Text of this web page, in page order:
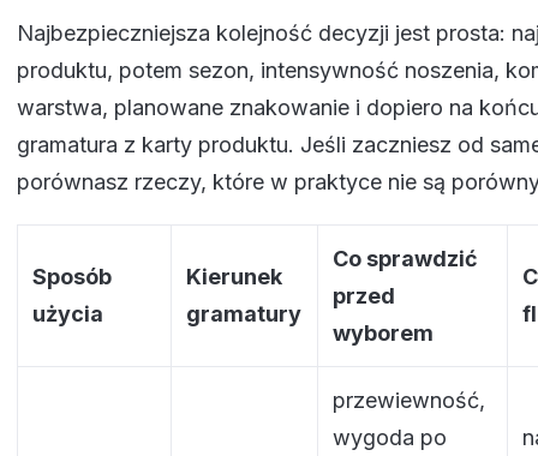
Najbezpieczniejsza kolejność decyzji jest prosta:
produktu, potem sezon, intensywność noszenia,
warstwa, planowane znakowanie i dopiero na
gramatura z karty produktu. Jeśli zaczniesz od
porównasz rzeczy, które w praktyce nie są
Sposób
użycia
Kierunek
gramatury
Co sprawdzić
przed
wyborem
przewiewność,
wygoda po